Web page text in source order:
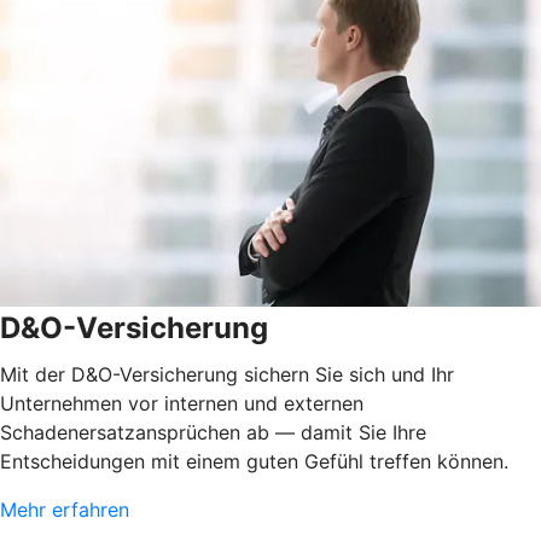
D&O-Versicherung
Mit der D&O-Versicherung sichern Sie sich und Ihr
Unternehmen vor internen und externen
Schadenersatzansprüchen ab — damit Sie Ihre
Entscheidungen mit einem guten Gefühl treffen können.
Mehr erfahren